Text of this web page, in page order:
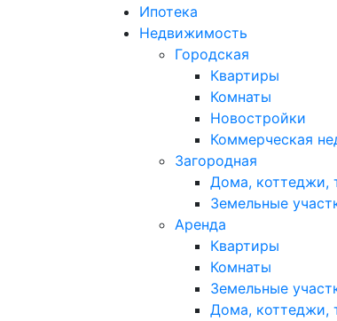
Ипотека
Недвижимость
Городская
Квартиры
Комнаты
Новостройки
Коммерческая
Загородная
Дома, коттеджи,
Земельные
Аренда
Квартиры
Комнаты
Земельные
Дома, коттеджи,